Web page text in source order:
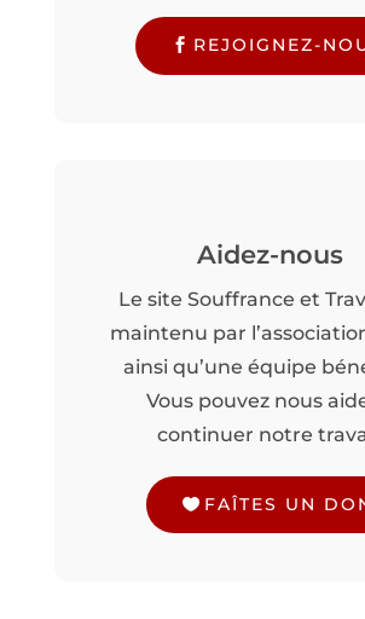
REJOIGNEZ-
Aidez-nous
Le site Souffrance et
maintenu par
ainsi qu’une équipe
Vous pouvez nous
continuer notre
FAÎTES UN